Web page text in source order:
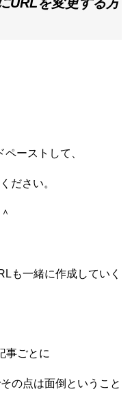
ーストして、
ださい。
も一緒に作成していく
事ごとに
の点は面倒ということ